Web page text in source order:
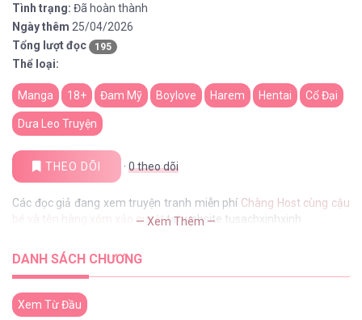
Tình trạng: Đã hoàn thành
Ngày thêm 25/04/2026
Tổng lượt đọc
195
Thể loại:
Manga 18+ Đam Mỹ Boylove Harem Hentai Cổ Đại
Dưa Leo Truyện
THEO DÕI · 0theo dõi
Các đọc giả đang xem truyện tranh miễn phí Chàng Host cùng cậu
bé và tên hàng xóm xảo quyệttại website tusachxinhxinh
— Xem Thêm —
DANH SÁCH CHƯƠNG
Xem Từ Đầu